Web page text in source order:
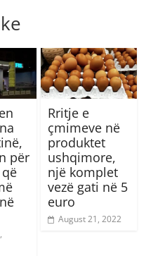
për
Rritje e
çmimeve në
produktet
ushqimore,
një komplet
vezë gati në 5
euro
August 21, 2022